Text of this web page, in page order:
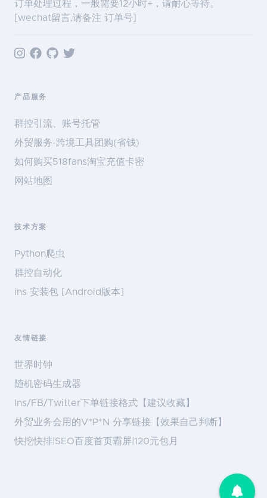
订单处理过程，一般需要12小时+，请耐心等待。
[wechat留言,请备注 订单号]
产品服务
群控引流、账号托管
外贸服务-跨境工具团购(省钱)
如何购买518fans淘宝充值卡密
网站地图
技术方案
Python爬虫
群控自动化
ins 安装包 [Android版本]
友情链接
世界时钟
随机密码生成器
Ins/FB/Twitter下单链接格式【建议收藏】
外贸业务会用的V*P*N 分享链接【效果自己判断】
快挖快排|SEO百度首页霸屏|120元包月